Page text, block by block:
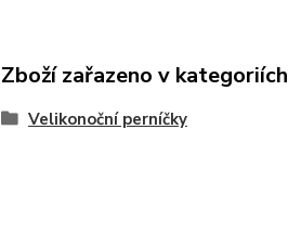
Zboží zařazeno v kategoriích
Velikonoční perníčky